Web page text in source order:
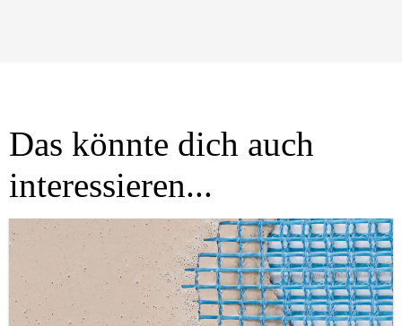
Das könnte dich auch
interessieren...